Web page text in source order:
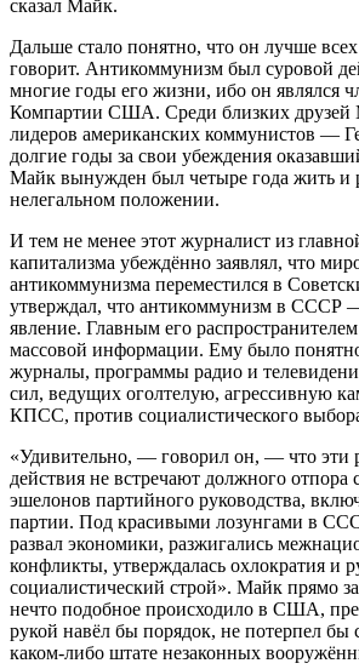
сказал Майк.
Дальше стало понятно, что он лучше
говорит. Антикоммунизм был суровой
многие годы его жизни, ибо он являлся
Компартии США. Среди близких друзей
лидеров американских коммунистов —
долгие годы за свои убеждения
Майк вынужден был четыре года жить и
нелегальном положении.
И тем не менее этот журналист из
капитализма убеждённо заявлял, что
антикоммунизма переместился в
утверждал, что антикоммунизм в СССР
явление. Главным его распространителем
массовой информации. Ему было
журналы, программы радио и
сил, ведущих оголтелую, агрессивную
КПСС, против социалистического
«Удивительно, — говорил он, — что эти
действия не встречают должного отпора
эшелонов партийного руководства,
партии. Под красивыми лозунгами в
развал экономики, разжигались
конфликты, утверждалась охлократия и
социалистический строй». Майк прямо
нечто подобное происходило в США,
рукой навёл бы порядок, не потерпел бы
каком-либо штате незаконных